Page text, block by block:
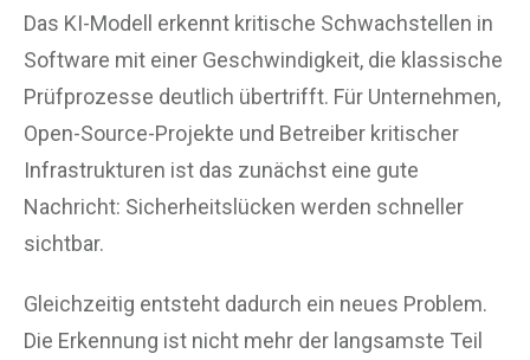
Das KI-Modell erkennt kritische Schwachstellen in
Software mit einer Geschwindigkeit, die klassische
Prüfprozesse deutlich übertrifft. Für Unternehmen,
Open-Source-Projekte und Betreiber kritischer
Infrastrukturen ist das zunächst eine gute
Nachricht: Sicherheitslücken werden schneller
sichtbar.
Gleichzeitig entsteht dadurch ein neues Problem.
Die Erkennung ist nicht mehr der langsamste Teil